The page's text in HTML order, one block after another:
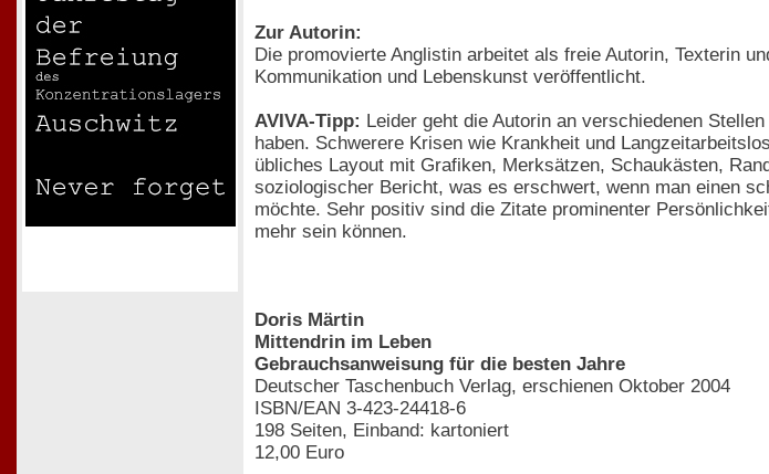
Zur Autorin:
Die promovierte Anglistin arbeitet als freie Autorin, Texterin
Kommunikation und Lebenskunst veröffentlicht.
AVIVA-Tipp: Leider geht die Autorin an verschiedenen
haben. Schwerere Krisen wie Krankheit und
übliches Layout mit Grafiken, Merksätzen, Schaukästen,
soziologischer Bericht, was es erschwert, wenn man einen
möchte. Sehr positiv sind die Zitate prominenter
mehr sein können.
Doris Märtin
Mittendrin im Leben
Gebrauchsanweisung für die besten Jahre
Deutscher Taschenbuch Verlag, erschienen Oktober 2004
ISBN/EAN 3-423-24418-6
198 Seiten, Einband: kartoniert
12,00 Euro